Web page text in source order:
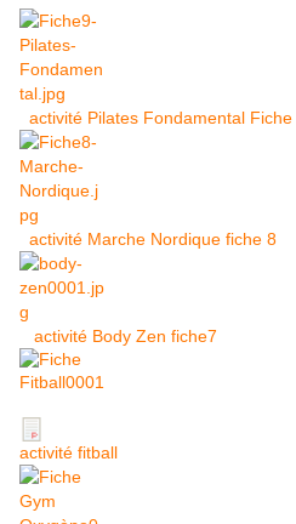
activité Pilates Fondamental Fiche
activité Marche Nordique fiche 8
activité Body Zen fiche7
activité fitball